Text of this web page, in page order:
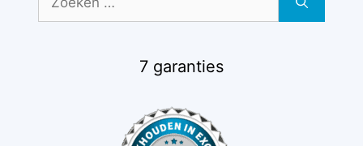
naar:
7 garanties